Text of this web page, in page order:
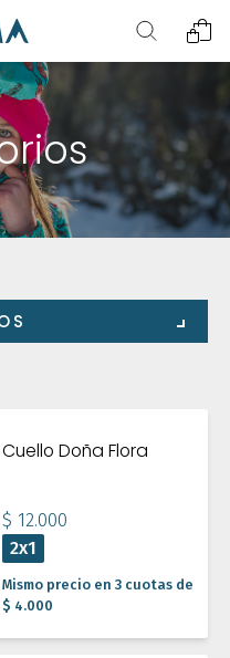
Cuello Doña Flora
$ 12.000
2x1
Mismo precio en 3 cuotas de
$ 4.000